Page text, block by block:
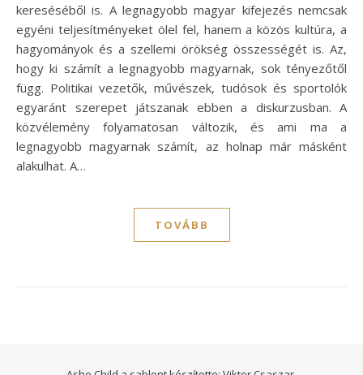
kereséséből is. A legnagyobb magyar kifejezés nemcsak
egyéni teljesítményeket ölel fel, hanem a közös kultúra, a
hagyományok és a szellemi örökség összességét is. Az,
hogy ki számít a legnagyobb magyarnak, sok tényezőtől
függ. Politikai vezetők, művészek, tudósok és sportolók
egyaránt szerepet játszanak ebben a diskurzusban. A
közvélemény folyamatosan változik, és ami ma a
legnagyobb magyarnak számít, az holnap már másként
alakulhat. A…
TOVÁBB